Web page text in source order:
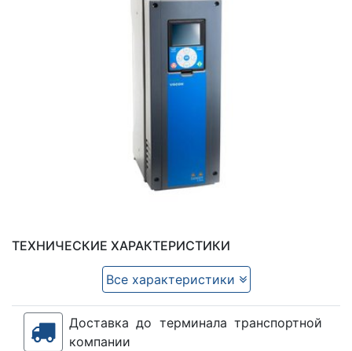
ТЕХНИЧЕСКИЕ ХАРАКТЕРИСТИКИ
Все характеристики
Доставка до терминала транспортной
компании